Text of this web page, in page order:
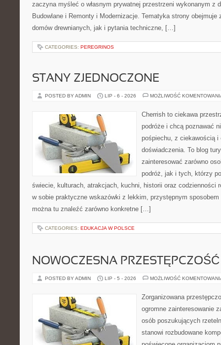
zaczyna myśleć o własnym prywatnej przestrzeni wykonanym z
Budowlane i Remonty i Modernizacje. Tematyka strony obejmuje
domów drewnianych, jak i pytania techniczne, […]
CATEGORIES: PEREGRINOS
STANY ZJEDNOCZONE
POSTED BY ADMIN LIP - 6 - 2026 MOŻLIWOŚĆ
Cherrish to ciekawa
podróże i chcą poznawać
pośpiechu, z ciekawością i
doświadczenia. To blog
zainteresować zarówno
podróż, jak i tych, którzy
świecie, kulturach, atrakcjach, kuchni, historii oraz codzienności
w sobie praktyczne wskazówki z lekkim, przystępnym
można tu znaleźć zarówno konkretne […]
CATEGORIES: EDUKACJA W POLSCE
NOWOCZESNA PRZESTĘPCZOŚĆ
POSTED BY ADMIN LIP - 5 - 2026 MOŻLIWOŚĆ
Zorganizowana
ogromne zainteresowanie
osób poszukujących
stanowi rozbudowane